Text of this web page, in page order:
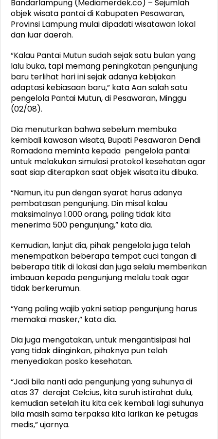
Bandarlampung (Mediamerdek.co) – Sejumlah
objek wisata pantai di Kabupaten Pesawaran,
Provinsi Lampung mulai dipadati wisatawan lokal
dan luar daerah.
“Kalau Pantai Mutun sudah sejak satu bulan yang
lalu buka, tapi memang peningkatan pengunjung
baru terlihat hari ini sejak adanya kebijakan
adaptasi kebiasaan baru,” kata Aan salah satu
pengelola Pantai Mutun, di Pesawaran, Minggu
(02/08).
Dia menuturkan bahwa sebelum membuka
kembali kawasan wisata, Bupati Pesawaran Dendi
Romadona meminta kepada pengelola pantai
untuk melakukan simulasi protokol kesehatan agar
saat siap diterapkan saat objek wisata itu dibuka.
“Namun, itu pun dengan syarat harus adanya
pembatasan pengunjung. Din misal kalau
maksimalnya 1.000 orang, paling tidak kita
menerima 500 pengunjung,” kata dia.
Kemudian, lanjut dia, pihak pengelola juga telah
menempatkan beberapa tempat cuci tangan di
beberapa titik di lokasi dan juga selalu memberikan
imbauan kepada pengunjung melalu toak agar
tidak berkerumun.
“Yang paling wajib yakni setiap pengunjung harus
memakai masker,” kata dia.
Dia juga mengatakan, untuk mengantisipasi hal
yang tidak diinginkan, pihaknya pun telah
menyediakan posko kesehatan.
“Jadi bila nanti ada pengunjung yang suhunya di
atas 37 derajat Celcius, kita suruh istirahat dulu,
kemudian setelah itu kita cek kembali lagi suhunya
bila masih sama terpaksa kita larikan ke petugas
medis,” ujarnya.